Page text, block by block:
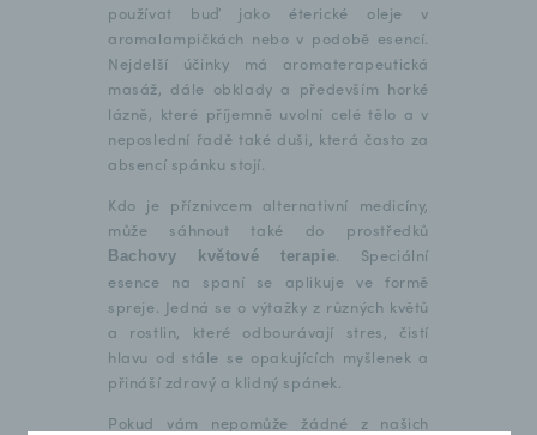
používat buď jako éterické oleje v
aromalampičkách nebo v podobě esencí.
Nejdelší účinky má aromaterapeutická
masáž, dále obklady a především horké
lázně, které příjemně uvolní celé tělo a v
neposlední řadě také duši, která často za
absencí spánku stojí.
Kdo je příznivcem alternativní medicíny,
může sáhnout také do prostředků
Bachovy květové terapie. Speciální
esence na spaní se aplikuje ve formě
spreje. Jedná se o výtažky z různých květů
a rostlin, které odbourávají stres, čistí
hlavu od stále se opakujících myšlenek a
přináší zdravý a klidný spánek.
Pokud vám nepomůže žádné z našich